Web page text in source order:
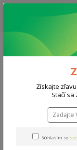
ZĽAVA: VŠETKY
PODĽA VÝBERU /
0908 777 700 Po-So:
Verdea
Verdea
Získajte
Stačí sa
Súhlasím so